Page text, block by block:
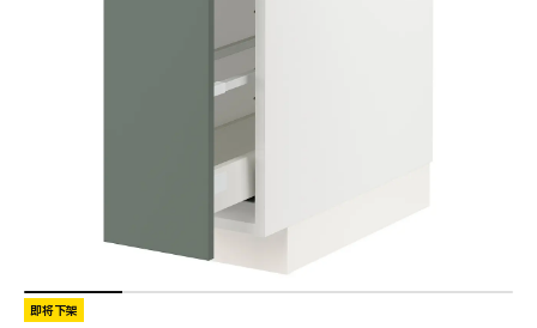
即将下架